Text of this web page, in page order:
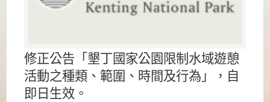
修正公告「墾丁國家公園限制水域遊憩
活動之種類、範圍、時間及行為」，自
即日生效。